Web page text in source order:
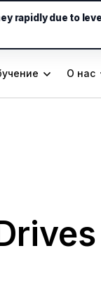
О нас
rapidly due to